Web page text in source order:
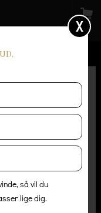
X
så vil du
lige dig.